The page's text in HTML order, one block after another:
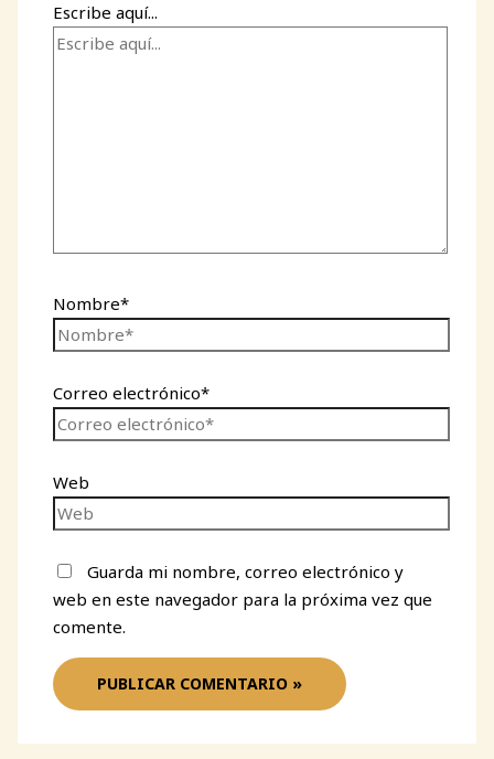
Escribe aquí...
Nombre*
Correo electrónico*
Web
Guarda mi nombre, correo electrónico y
web en este navegador para la próxima vez que
comente.